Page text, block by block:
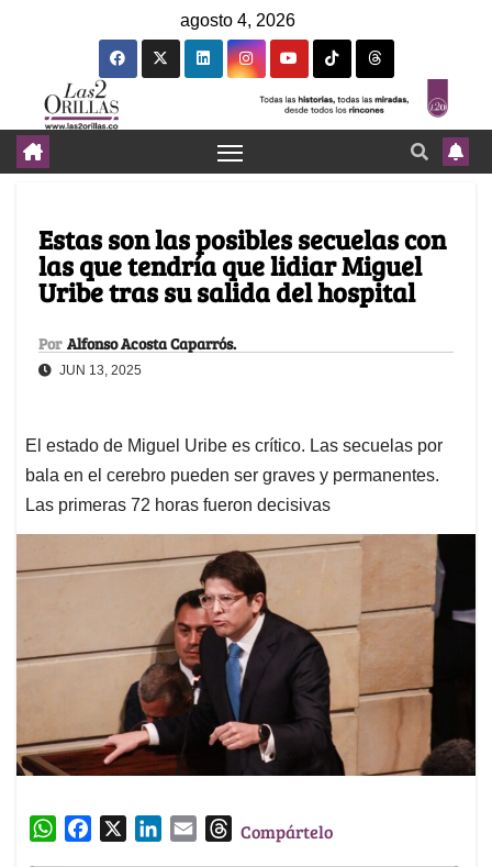
agosto 4, 2026
Estas son las posibles secuelas con
las que tendría que lidiar Miguel
Uribe tras su salida del hospital
Por Alfonso Acosta Caparrós.
JUN 13, 2025
El estado de Miguel Uribe es crítico. Las secuelas por
bala en el cerebro pueden ser graves y permanentes.
Las primeras 72 horas fueron decisivas
W
TCompártelo